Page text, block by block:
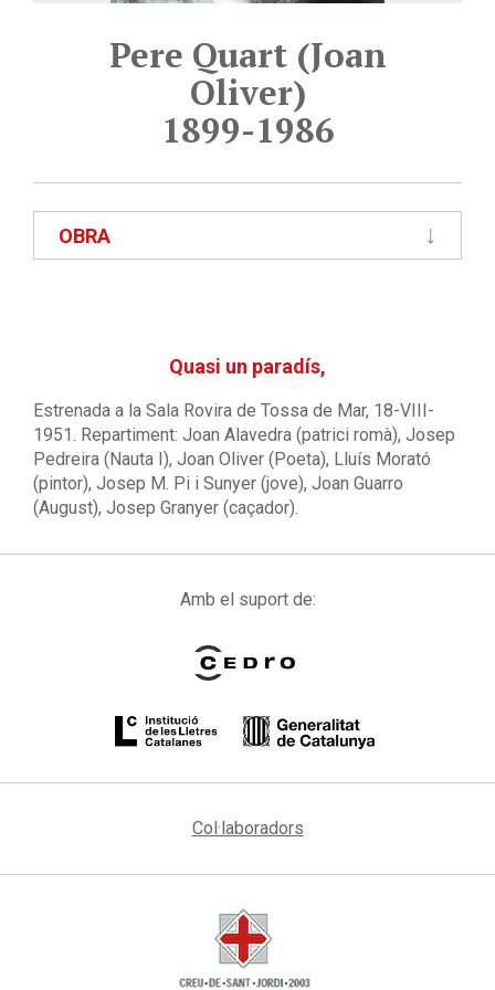
Pere Quart (Joan
Oliver)
1899-1986
OBRA
Quasi un paradís,
Estrenada a la Sala Rovira de Tossa de Mar, 18-VIII-
1951. Repartiment: Joan Alavedra (patrici romà), Josep
Pedreira (Nauta I), Joan Oliver (Poeta), Lluís Morató
(pintor), Josep M. Pi i Sunyer (jove), Joan Guarro
(August), Josep Granyer (caçador).
Amb el suport de:
Col·laboradors